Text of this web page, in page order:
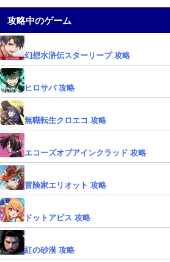
攻略中のゲーム
幻想水滸伝スターリープ 攻略
ヒロサバ 攻略
無職転生クロエコ 攻略
エコーズオブアインクラッド 攻略
冒険家エリオット 攻略
ドットアビス 攻略
紅の砂漠 攻略